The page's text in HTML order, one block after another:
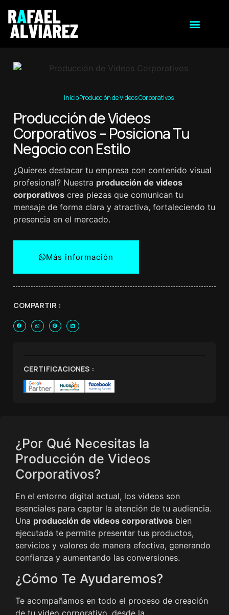
InicioProducción de Videos Corporativos
Producción de Videos
Corporativos – Posiciona Tu
Negocio con Estilo
¿Quieres destacar tu empresa con contenido visual
profesional? Nuestra producción de videos
corporativos crea piezas que comunican tu
mensaje de forma clara y atractiva, fortaleciendo tu
presencia en el mercado.
Más información
COMPARTIR :
CERTIFICACIONES :
¿Por Qué Necesitas la
Producción de Videos
Corporativos?
En el entorno digital actual, los videos son
esenciales para captar la atención de tu audiencia.
Una producción de videos corporativos bien
ejecutada te permite presentar tus productos,
servicios y valores de manera efectiva, generando
confianza y aumentando las conversiones.
¿Cómo Te Ayudaremos?
Te acompañamos en todo el proceso de creación